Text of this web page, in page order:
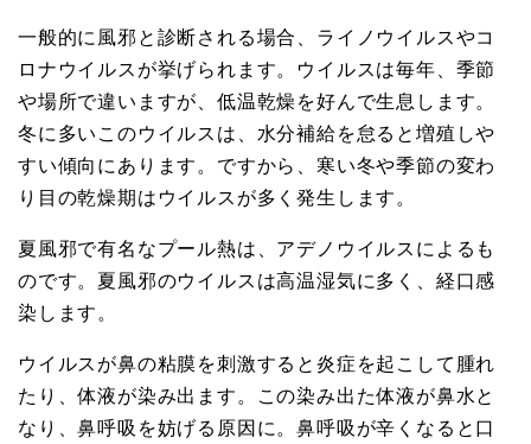
一般的に風邪と診断される場合、ライノウイルスやコ
ロナウイルスが挙げられます。ウイルスは毎年、季節
や場所で違いますが、低温乾燥を好んで生息します。
冬に多いこのウイルスは、水分補給を怠ると増殖しや
すい傾向にあります。ですから、寒い冬や季節の変わ
り目の乾燥期はウイルスが多く発生します。
夏風邪で有名なプール熱は、アデノウイルスによるも
のです。夏風邪のウイルスは高温湿気に多く、経口感
染します。
ウイルスが鼻の粘膜を刺激すると炎症を起こして腫れ
たり、体液が染み出ます。この染み出た体液が鼻水と
なり、鼻呼吸を妨げる原因に。鼻呼吸が辛くなると口